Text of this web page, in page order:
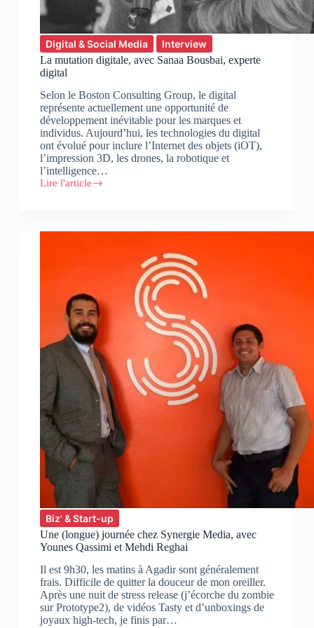
Digital & Social Media
Interview
La mutation digitale, avec Sanaa Bousbai, experte
digital
Selon le Boston Consulting Group, le digital
représente actuellement une opportunité de
développement inévitable pour les marques et
individus. Aujourd’hui, les technologies du digital
ont évolué pour inclure l’Internet des objets (iOT),
l’impression 3D, les drones, la robotique et
l’intelligence…
Lire l'article
La
Biz' & Start-up
Une (longue) journée chez Synergie Media, avec
Younes Qassimi et Mehdi Reghai
Il est 9h30, les matins à Agadir sont généralement
frais. Difficile de quitter la douceur de mon oreiller.
Après une nuit de stress release (j’écorche du zombie
sur Prototype2), de vidéos Tasty et d’unboxings de
joyaux high-tech, je finis par…